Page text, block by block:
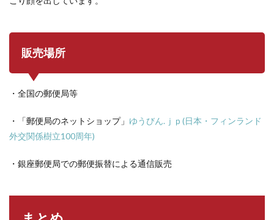
販売場所
・全国の郵便局等
・「郵便局のネットショップ」 ゆうびん.ｊｐ(日本・フィンランド
外交関係樹立100周年)
・銀座郵便局での郵便振替による通信販売